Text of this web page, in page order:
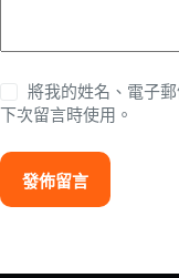
將我的姓名、電子
下次留言時使用。
發佈留言